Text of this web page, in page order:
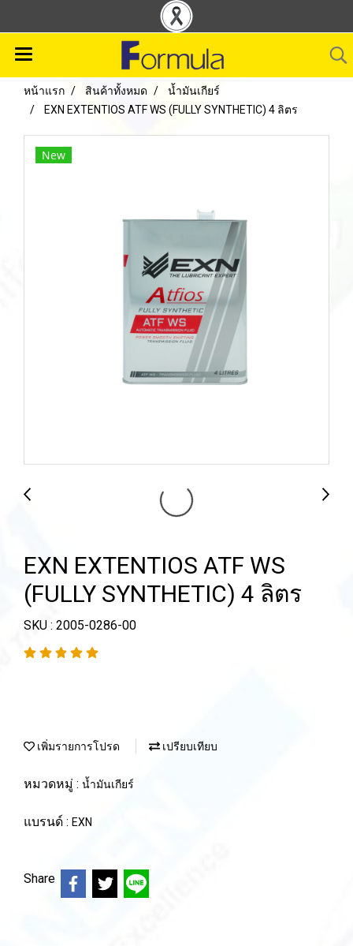
หน้าแรก สินค้าทั้งหมด
น้ำมันเกียร์
EXN EXTENTIOS ATF WS (FULLY SYNTHETIC) 4 ลิตร
New
EXN EXTENTIOS ATF WS
(FULLY SYNTHETIC) 4 ลิตร
SKU : 2005-0286-00
เพิ่มรายการโปรด เปรียบเทียบ
หมวดหมู่ : น้ำมันเกียร์
แบรนด์ : EXN
Share